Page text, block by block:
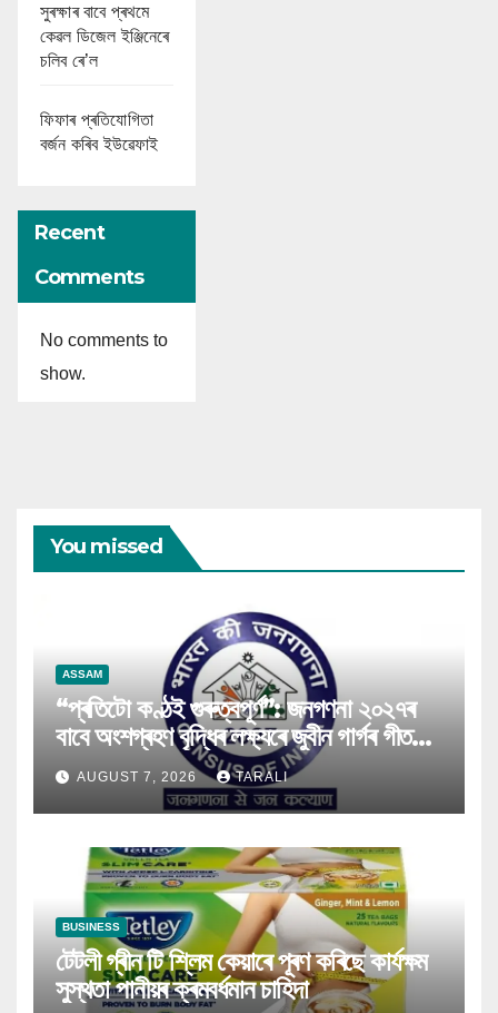
সুৰক্ষাৰ বাবে প্ৰথমে
কেৱল ডিজেল ইঞ্জিনেৰে
চলিব ৰে’ল
ফিফাৰ প্ৰতিযোগিতা
বৰ্জন কৰিব ইউৱেফাই
Recent
Comments
No comments to
show.
You missed
ASSAM
“প্ৰতিটো কণ্ঠই গুৰুত্বপূৰ্ণ”: জনগণনা ২০২৭ৰ
বাবে অংশগ্ৰহণ বৃদ্ধিৰ লক্ষ্যৰে জুবীন গাৰ্গৰ গীত
মুকলিAUGUST 7, 2026 TARALI
BUSINESS
টেটলী গ্ৰীন টি শ্লিম কেয়াৰে পূৰণ কৰিছে কাৰ্যক্ষম
সুস্থতা পানীয়ৰ ক্ৰমবৰ্ধমান চাহিদা